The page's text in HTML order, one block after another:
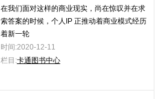
在我们面对这样的商业现实，尚在惊叹并在求
索答案的时候，个人IP 正推动着商业模式经历
着新一轮
时间:2020-12-11
栏目:卡通图书中心